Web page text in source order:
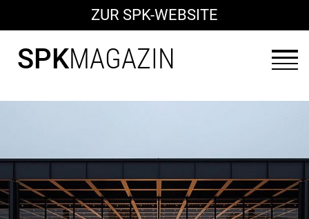
ZUR SPK-WEBSITE
SPKMAGAZIN